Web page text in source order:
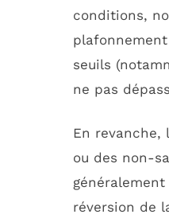
conditions,
seuils
ne pas
En revanche,
ou des non-
réversion de